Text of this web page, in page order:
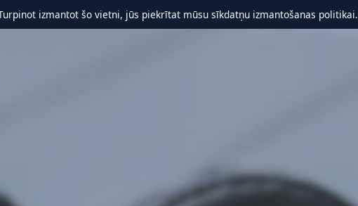
izmantot šo vietni, jūs piekrītat mūsu sīkdatņu izmantošanas politikai.